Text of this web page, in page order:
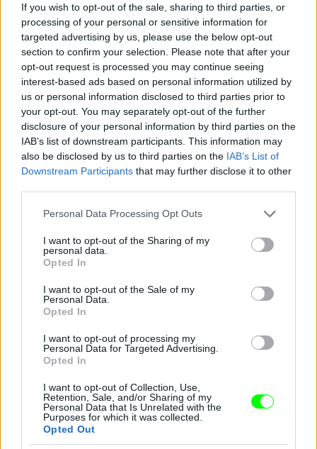
If you wish to opt-out of the sale, sharing to third parties, or
processing of your personal or sensitive information for
targeted advertising by us, please use the below opt-out
section to confirm your selection. Please note that after your
opt-out request is processed you may continue seeing
interest-based ads based on personal information utilized by
us or personal information disclosed to third parties prior to
your opt-out. You may separately opt-out of the further
disclosure of your personal information by third parties on the
IAB’s list of downstream participants. This information may
also be disclosed by us to third parties on the IAB’s List of
Downstream Participants that may further disclose it to other
Please note that this website/app uses one or more Google
not limited to your visit or usage behaviour. You may click to
grant or deny consent to Google and its third-party tags to
use your data for below specified purposes in below Google
consent section.
Personal Data Processing Opt Outs
I want to opt-out of the Sharing of my
personal data.
Opted In
I want to opt-out of the Sale of my
Personal Data.
Opted In
I want to opt-out of processing my
Personal Data for Targeted Advertising.
Opted In
I want to opt-out of Collection, Use,
Retention, Sale, and/or Sharing of my
Personal Data that Is Unrelated with the
Purposes for which it was collected.
Opted Out
drámával lett igazán ismert, és meg is kapta érte a
legjobb női mellékszereplőnek járó Oscart 2016-
ban.
Fotó: John Phillips / Getty Images Hungary
Jön még kép!